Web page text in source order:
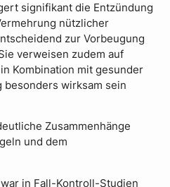
signifikant die Entzündung
nützlicher
zur Vorbeugung
verweisen zudem auf
Kombination mit gesunder
besonders wirksam sein
Zusammenhänge
und dem
in Fall-Kontroll-Studien